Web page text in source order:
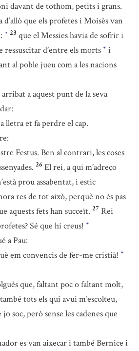
davant de tothom, petits i grans.
que els profetes i Moisès van
* 23 que el Messies havia de sofrir i
d’entre els morts * i
al poble jueu com a les nacions
a aquest punt de la seva
lletra et fa perdre el cap.
Festus. Ben al contrari, les coses
26 El rei, a qui m’adreço
prou assabentat, i estic
res de tot això, perquè no és pas
aquests fets han succeït. 27 Rei
Sé que hi creus! *
a Pau:
em convencis de fer-me cristià! *
que, faltant poc o faltant molt,
tots els qui avui m’escolteu,
soc, però sense les cadenes que
es van aixecar i també Bernice i